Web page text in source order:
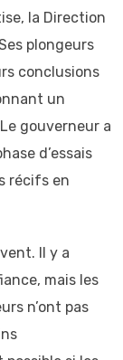
la Direction
plongeurs
conclusions
un
gouverneur a
d’essais
récifs en
Il y a
mais les
n’ont pas